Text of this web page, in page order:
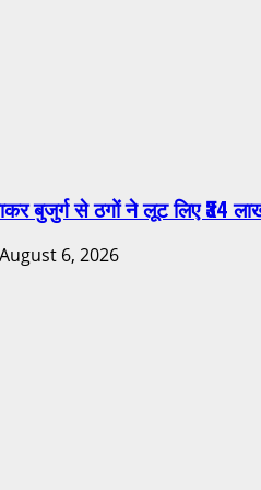
बुजुर्ग से ठगों ने लूट लिए ₹34
August 6, 2026